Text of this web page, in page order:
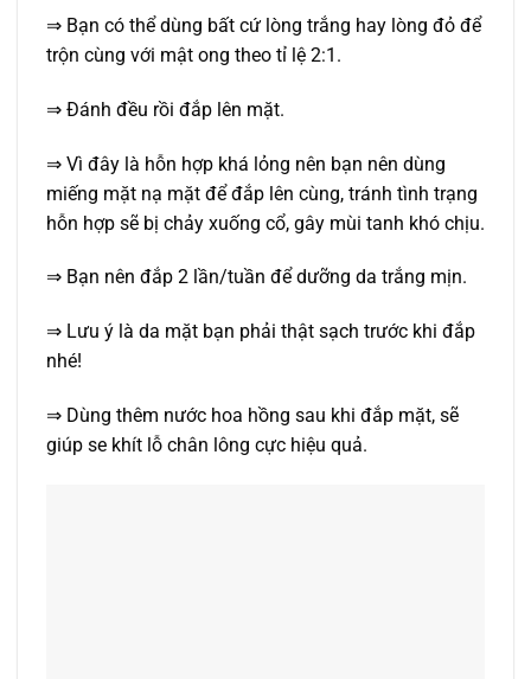
⇒ Bạn có thể dùng bất cứ lòng trắng hay lòng đỏ để
trộn cùng với mật ong theo tỉ lệ 2:1.
⇒ Đánh đều rồi đắp lên mặt.
⇒ Vì đây là hỗn hợp khá lỏng nên bạn nên dùng
miếng mặt nạ mặt để đắp lên cùng, tránh tình trạng
hỗn hợp sẽ bị chảy xuống cổ, gây mùi tanh khó chịu.
⇒ Bạn nên đắp 2 lần/tuần để dưỡng da trắng mịn.
⇒ Lưu ý là da mặt bạn phải thật sạch trước khi đắp
nhé!
⇒ Dùng thêm nước hoa hồng sau khi đắp mặt, sẽ
giúp se khít lỗ chân lông cực hiệu quả.